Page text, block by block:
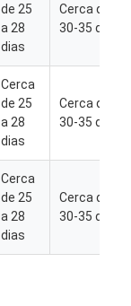
de 25
a 28
dias
Cerca de
30-35 dias
Cerca
de 25
a 28
dias
Cerca de
30-35 dias
Cerca
de 25
a 28
dias
Cerca de
30-35 dias